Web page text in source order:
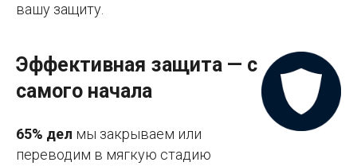
вашу защиту.
Эффективная защита — с
самого начала
65% дел мы закрываем или
переводим в мягкую стадию